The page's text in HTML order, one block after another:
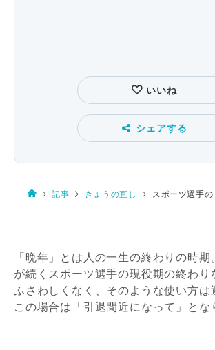
いいね
シェアする
記事 きょうの直し スポーツ選手の
「晩年」とは人の一生の終わりの時
が続くスポーツ選手の現役期の終わり
ふさわしくなく、そのような使い方は
この場合は「引退間近になって」とな